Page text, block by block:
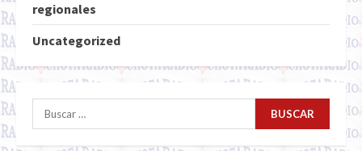
regionales
Uncategorized
Buscar: